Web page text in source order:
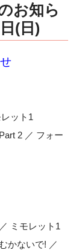
お知ら
(日)
ット1
2 ／ フォー
ミモレット1
かないで! ／